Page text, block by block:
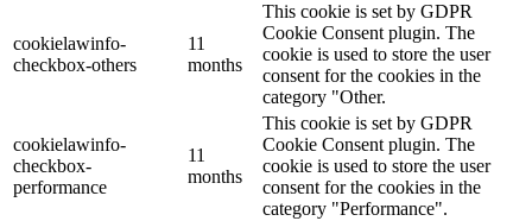
cookielawinfo-
checkbox-others
11
months
This cookie is set by GDPR
Cookie Consent plugin. The
cookie is used to store the user
consent for the cookies in the
category "Other.
cookielawinfo-
checkbox-
performance
11
months
This cookie is set by GDPR
Cookie Consent plugin. The
cookie is used to store the user
consent for the cookies in the
category "Performance".